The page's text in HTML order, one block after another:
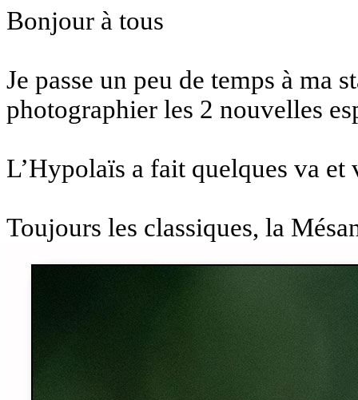
Bonjour à tous
Je passe un peu de temps à ma
photographier les 2 nouvelles
L’Hypolaïs a fait quelques va et
Toujours les classiques, la